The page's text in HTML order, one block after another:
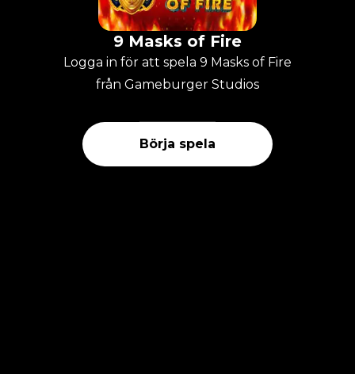
9 Masks of Fire
Logga in för att spela 9 Masks of Fire
från Gameburger Studios
Börja spela